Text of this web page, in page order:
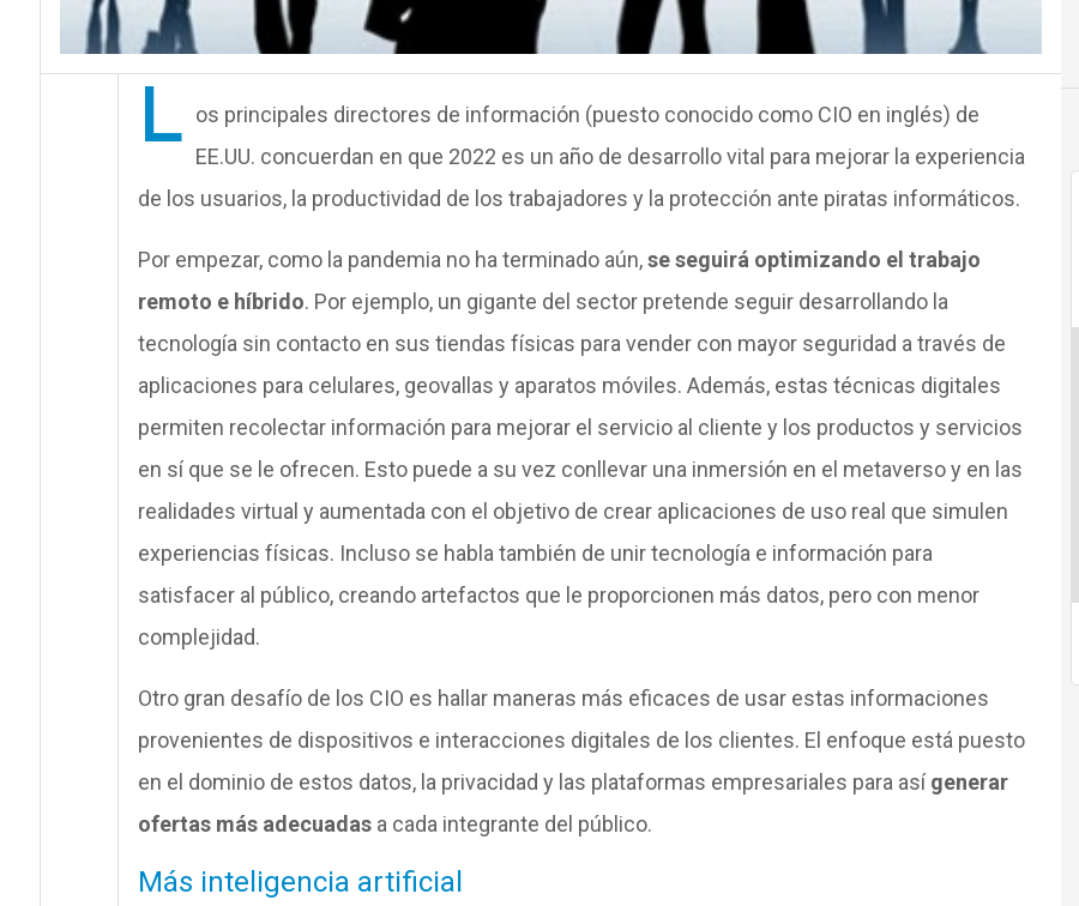
L os principales directores de información (puesto conocido como CIO en inglés) de
EE.UU. concuerdan en que 2022 es un año de desarrollo vital para mejorar la experiencia
de los usuarios, la productividad de los trabajadores y la protección ante piratas informáticos.
Por empezar, como la pandemia no ha terminado aún,se seguirá optimizando el trabajo
remoto e híbrido. Por ejemplo, un gigante del sector pretende seguir desarrollando la
tecnología sin contacto en sus tiendas físicas para vender con mayor seguridad a través de
aplicaciones para celulares, geovallas y aparatos móviles. Además, estas técnicas digitales
permiten recolectar información para mejorar el servicio al cliente y los productos y servicios
en sí que se le ofrecen. Esto puede a su vez conllevar una inmersión en el metaverso y en las
realidades virtual y aumentada con el objetivo de crear aplicaciones de uso real que simulen
experiencias físicas. Incluso se habla también de unir tecnología e información para
satisfacer al público, creando artefactos que le proporcionen más datos, pero con menor
complejidad.
Otro gran desafío de los CIO es hallar maneras más eficaces de usar estas informaciones
provenientes de dispositivos e interacciones digitales de los clientes. El enfoque está puesto
en el dominio de estos datos, la privacidad y las plataformas empresariales para asígenerar
ofertas más adecuadasa cada integrante del público.
Más inteligencia artificial